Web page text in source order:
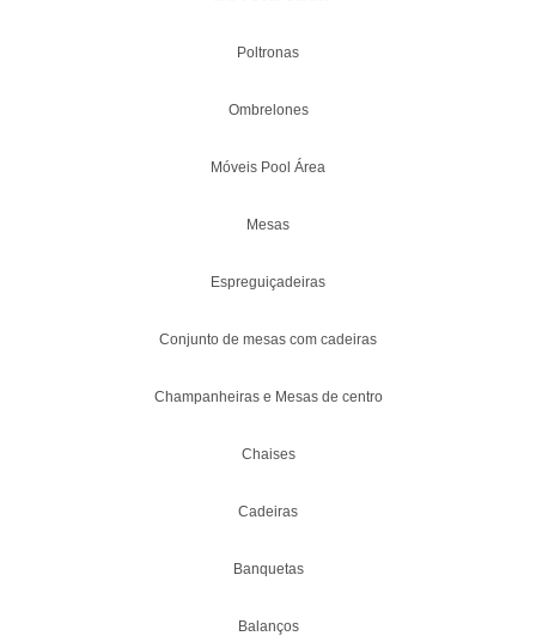
Poltronas
Ombrelones
Móveis Pool Área
Mesas
Espreguiçadeiras
Conjunto de mesas com cadeiras
Champanheiras e Mesas de centro
Chaises
Cadeiras
Banquetas
Balanços